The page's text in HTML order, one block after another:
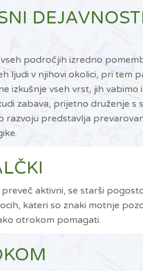
področjih izredno
ljudi v njihovi okolici, pri tem
vseh vrst, jih vabimo
zabava, prijetno druženje s
predstavlja
aktivni, se starši
kateri so znaki motnje
otrokom pomagati.